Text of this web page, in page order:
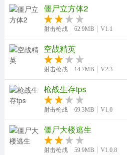
僵尸立方体2
射击枪战 62.9MB V1.1
空战精英
射击枪战 14.7MB V2.3
枪战生存tps
射击枪战 69.3MB V1.0
僵尸大楼逃生
射击枪战 59.9MB V1.0.8